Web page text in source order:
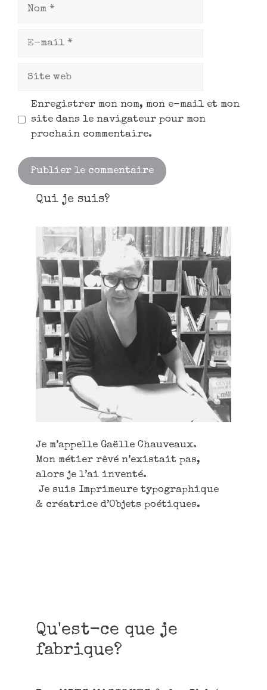
Enregistrer mon nom, mon e-mail et mon
site dans le navigateur pour mon
prochain commentaire.
Qui je suis?
Je m’appelle Gaëlle Chauveaux.
Mon métier rêvé n’existait pas,
alors je l’ai inventé.
Je suis Imprimeure typographique
& créatrice d’Objets poétiques.
Qu'est-ce que je
fabrique?